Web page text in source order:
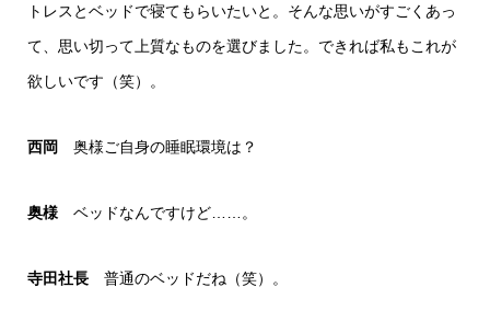
トレスとベッドで寝てもらいたいと。そんな思いがすごくあっ
て、思い切って上質なものを選びました。できれば私もこれが
欲しいです（笑）。
西岡 奥様ご自身の睡眠環境は？
奥様 ベッドなんですけど……。
寺田社長 普通のベッドだね（笑）。